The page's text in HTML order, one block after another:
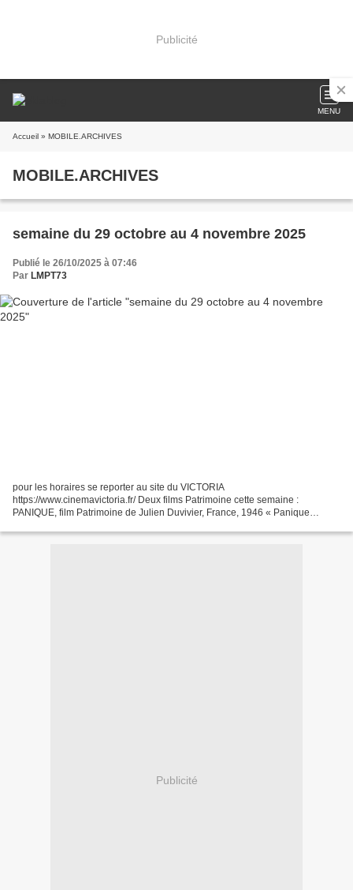
Publicité
MENU
Accueil » MOBILE.ARCHIVES
MOBILE.ARCHIVES
semaine du 29 octobre au 4 novembre 2025
Publié le 26/10/2025 à 07:46
Par LMPT73
pour les horaires se reporter au site du VICTORIA
https://www.cinemavictoria.fr/ Deux films Patrimoine cette semaine :
PANIQUE, film Patrimoine de Julien Duvivier, France, 1946 « Panique
Publicité